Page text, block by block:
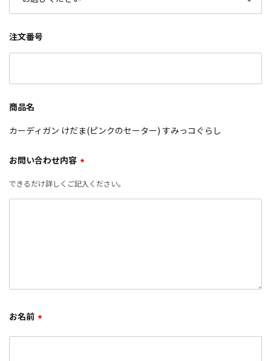
注文番号
商品名
カーディガン けだま(ピンクのセーター) すみっコぐらし
お問い合わせ内容 *
できるだけ詳しくご記入ください。
お名前 *